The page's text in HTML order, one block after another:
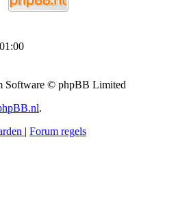
Software © phpBB Limited
.
| Forum regels